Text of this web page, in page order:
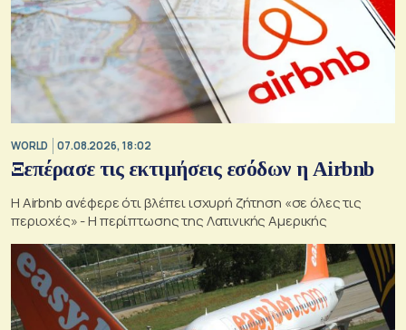
WORLD 07.08.2026, 18:02
Ξεπέρασε τις εκτιμήσεις εσόδων η Airbnb
Η Airbnb ανέφερε ότι βλέπει ισχυρή ζήτηση «σε όλες τις
περιοχές» - Η περίπτωσης της Λατινικής Αμερικής